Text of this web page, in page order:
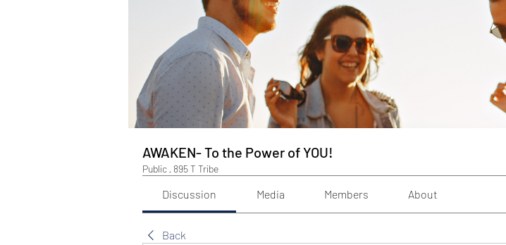
AWAKEN- To the Power of YOU!
Public · 895 T Tribe
Discussion Media Members About
Back